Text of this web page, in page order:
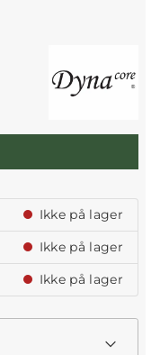
Ikke på lager
Ikke på lager
Ikke på lager